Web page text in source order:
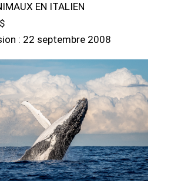
EN ITALIEN
: 22 septembre 2008